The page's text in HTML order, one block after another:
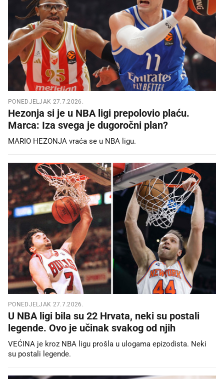
PONEDJELJAK 27.7.2026.
Hezonja si je u NBA ligi prepolovio plaću.
Marca: Iza svega je dugoročni plan?
MARIO HEZONJA vraća se u NBA ligu.
PONEDJELJAK 27.7.2026.
U NBA ligi bila su 22 Hrvata, neki su postali
legende. Ovo je učinak svakog od njih
VEĆINA je kroz NBA ligu prošla u ulogama epizodista. Neki
su postali legende.